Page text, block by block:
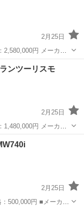
2月25日
ンツーリスモ
2月25日
2月25日